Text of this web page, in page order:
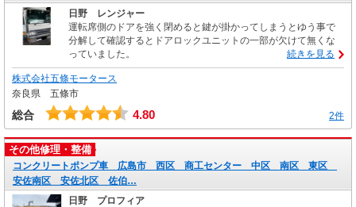
日野 レンジャー
運転席側のドアを強く閉めると鍵が掛かってしまうとゆう事で
分解して確認するとドアロックユニットの一部が欠けて無くな
っていました。
続きを見る
株式会社五條モータース
奈良県 五條市
総合 4.80 2件
その他修理・整備
コンクリートポンプ車 広島市 西区 商工センター 中区 南区 東区
安佐南区 安佐北区 佐伯…
日野 プロフィア